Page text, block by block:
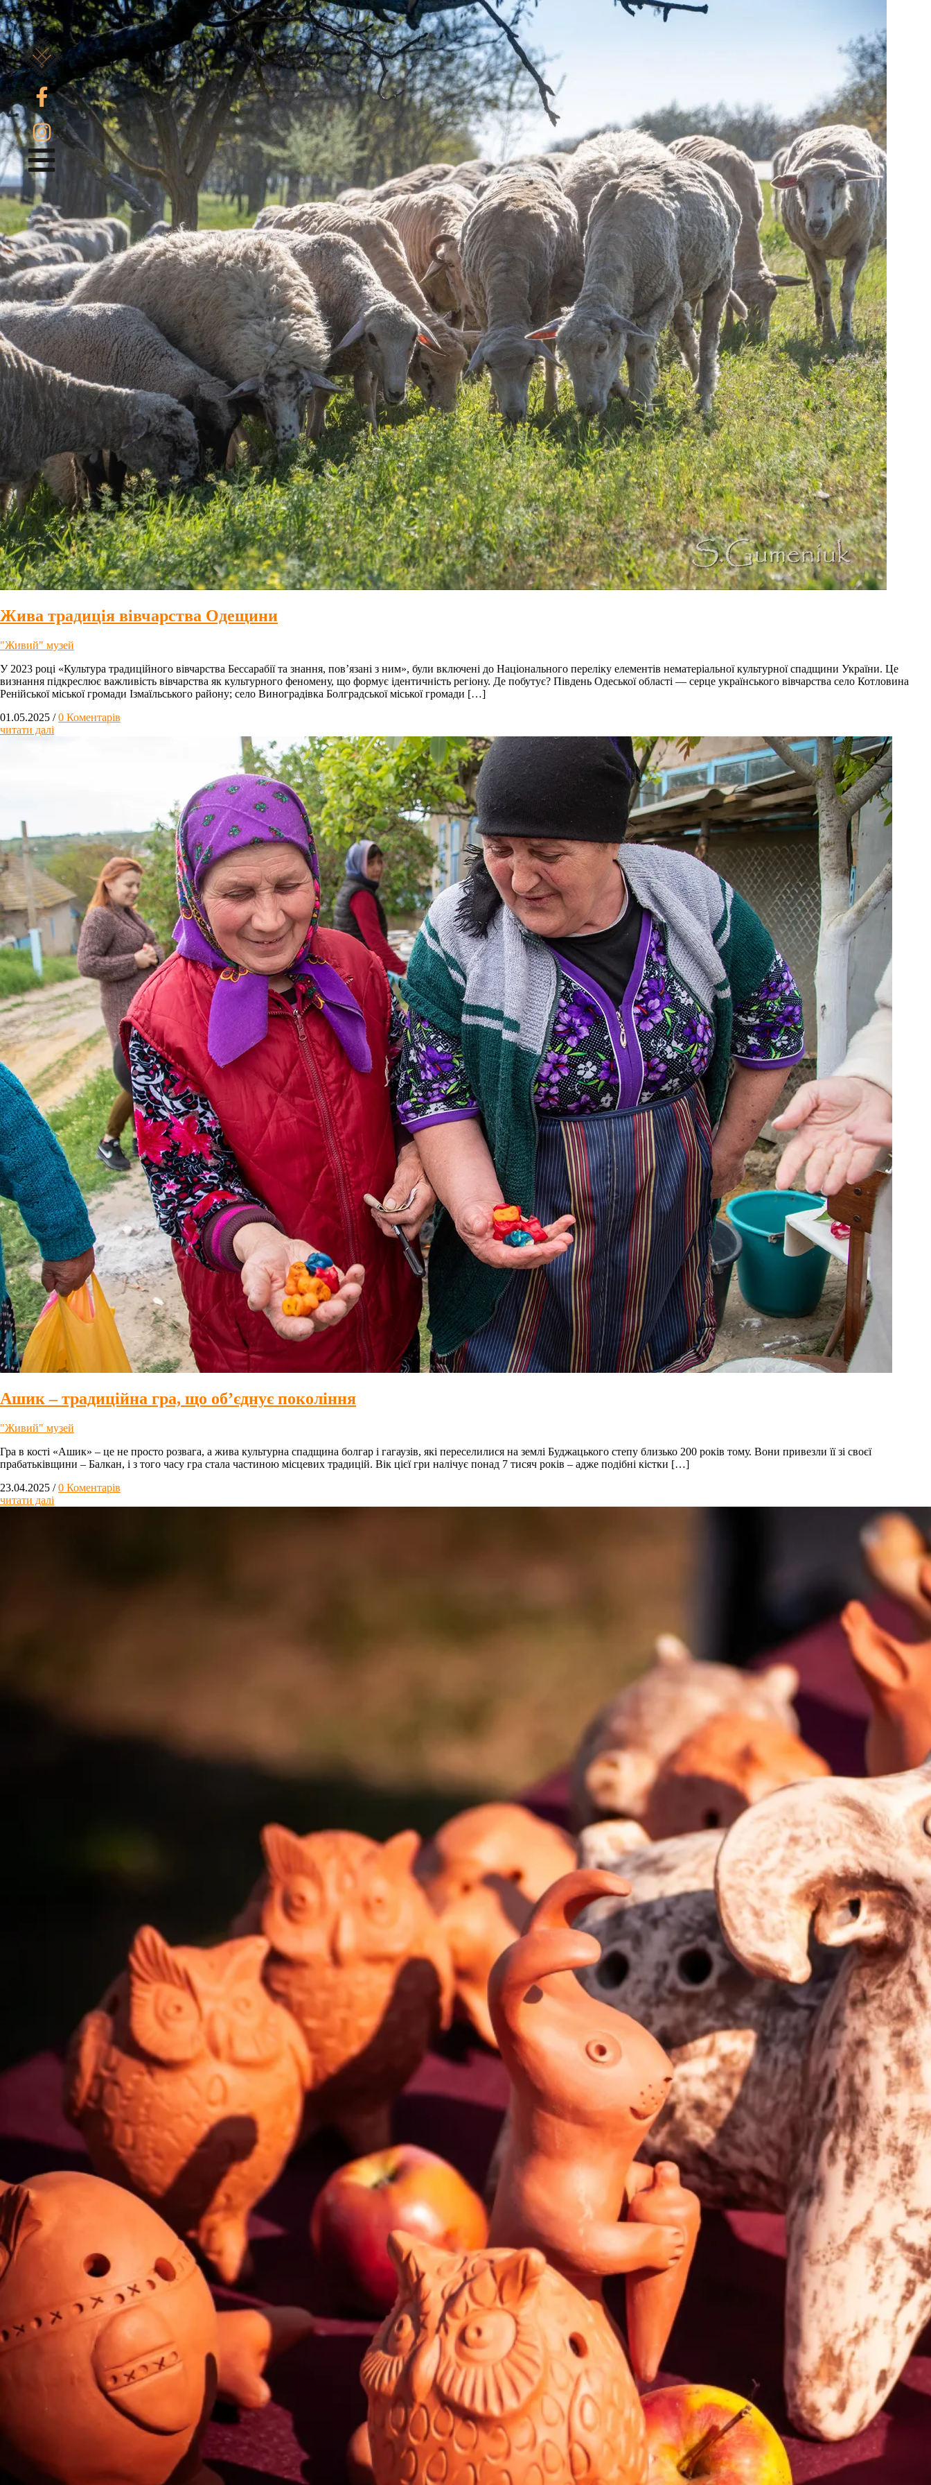
Жива традиція вівчарства Одещини
"Живий" музей
У 2023 році «Культура традиційного вівчарства Бессарабії та знання, пов’язані з ним», були включені до Національного переліку елементів нематеріальної культурної спадщини України. Це
визнання підкреслює важливість вівчарства як культурного феномену, що формує ідентичність регіону. Де побутує? Південь Одеської області — серце українського вівчарства село Котловина
Ренійської міської громади Ізмаїльського району; село Виноградівка Болградської міської громади […]
01.05.2025 / 0 Коментарів
читати далі
Ашик – традиційна гра, що об’єднує покоління
"Живий" музей
Гра в кості «Ашик» – це не просто розвага, а жива культурна спадщина болгар і гагаузів, які переселилися на землі Буджацького степу близько 200 років тому. Вони привезли її зі своєї
прабатьківщини – Балкан, і з того часу гра стала частиною місцевих традицій. Вік цієї гри налічує понад 7 тисяч років – адже подібні кістки […]
23.04.2025 / 0 Коментарів
читати далі